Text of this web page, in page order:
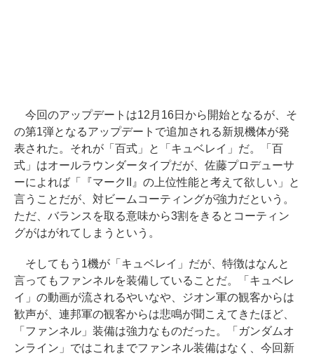
今回のアップデートは12月16日から開始となるが、そ
の第1弾となるアップデートで追加される新規機体が発
表された。それが「百式」と「キュベレイ」だ。「百
式」はオールラウンダータイプだが、佐藤プロデューサ
ーによれば「『マークII』の上位性能と考えて欲しい」と
言うことだが、対ビームコーティングが強力だという。
ただ、バランスを取る意味から3割をきるとコーティン
グがはがれてしまうという。
そしてもう1機が「キュベレイ」だが、特徴はなんと
言ってもファンネルを装備していることだ。「キュベレ
イ」の動画が流されるやいなや、ジオン軍の観客からは
歓声が、連邦軍の観客からは悲鳴が聞こえてきたほど、
「ファンネル」装備は強力なものだった。「ガンダムオ
ンライン」ではこれまでファンネル装備はなく、今回新